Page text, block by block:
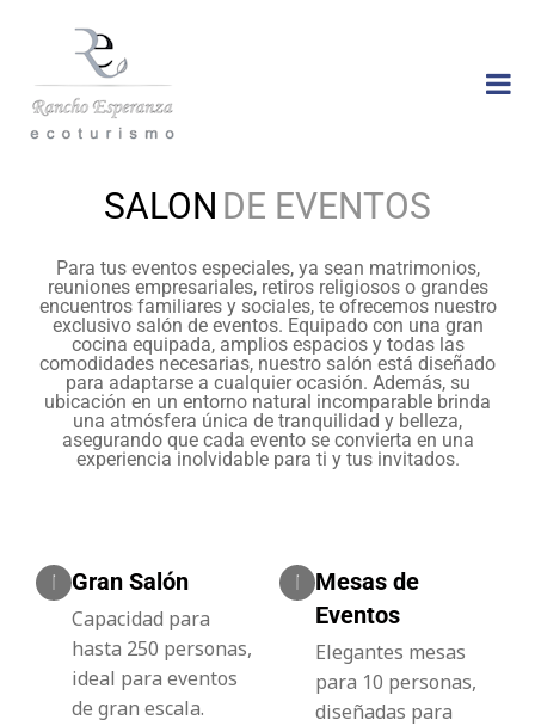
Rancho
Esperanza
Ecoturismo
SALON DE EVENTOS
Para tus eventos especiales, ya sean matrimonios,
reuniones empresariales, retiros religiosos o grandes
encuentros familiares y sociales, te ofrecemos nuestro
exclusivo salón de eventos. Equipado con una gran
cocina equipada, amplios espacios y todas las
comodidades necesarias, nuestro salón está diseñado
para adaptarse a cualquier ocasión. Además, su
ubicación en un entorno natural incomparable brinda
una atmósfera única de tranquilidad y belleza,
asegurando que cada evento se convierta en una
experiencia inolvidable para ti y tus invitados.
Gran Salón
Capacidad para
hasta 250 personas,
ideal para eventos
de gran escala.
Mesas de
Eventos
Elegantes mesas
para 10 personas,
diseñadas para